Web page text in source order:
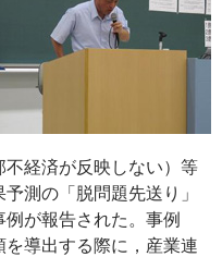
経済が反映しない）等
測の「脱問題先送り」
が報告された。事例
導出する際に，産業連